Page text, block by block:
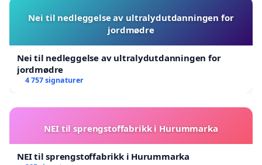
Nei til nedleggelse av ultralydutdanningen for
jordmødre
Nei til nedleggelse av ultralydutdanningen for
jordmødre
4 757 signaturer
NEI til sprengstoffabrikk i Hurummarka
NEI til sprengstoffabrikk i Hurummarka